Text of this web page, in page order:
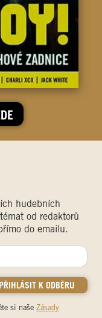
hudebních
od redaktorů
do emailu.
si naše Zásady